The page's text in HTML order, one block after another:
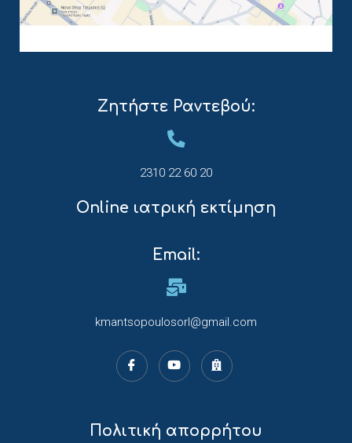
Ζητήστε Ραντεβού:
2310 22 60 20
Online ιατρική εκτίμηση
Email:
kmantsopoulosorl@gmail.com
Πολιτική απορρήτου